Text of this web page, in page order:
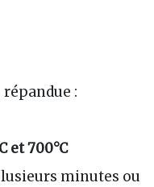
:
et 700°C
minutes ou